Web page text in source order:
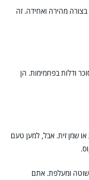
מהירה ואחידה. זה
ודלות בפחמימות. הן
שמן זית. אבל, למען טעם
פשוטה ומעלפת. אתם